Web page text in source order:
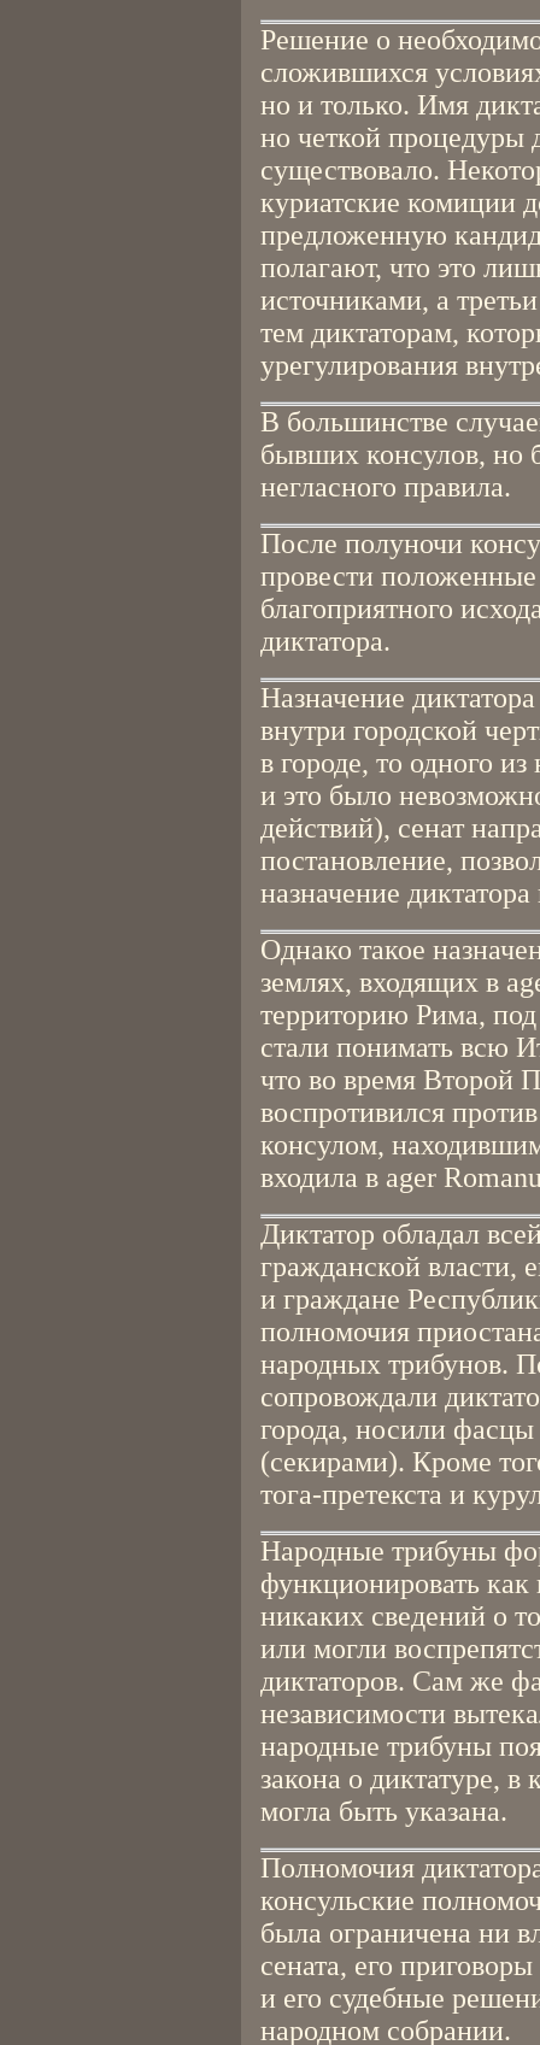
Решение о
сложившихся
но и только. Имя
но четкой процедуры
существовало.
куриатские комиции
предложенную
полагают, что это
источниками, а
тем диктаторам,
урегулирования
В большинстве
бывших консулов, но
негласного правила.
После полуночи
провести
благоприятного
диктатора.
Назначение
внутри городской
в городе, то одного
и это было
действий), сенат
постановление,
назначение
Однако такое
землях, входящих в
территорию Рима,
стали понимать всю
что во время Второй
воспротивился
консулом,
входила в ager
Диктатор обладал
гражданской власти,
и граждане
полномочия
народных трибунов.
сопровождали
города, носили
(секирами). Кроме
тога-претекста и
Народные трибуны
функционировать
никаких сведений о
или могли
диктаторов. Сам же
независимости
народные трибуны
закона о диктатуре, в
могла быть указана.
Полномочия
консульские
была ограничена ни
сената, его
и его судебные
народном собрании.